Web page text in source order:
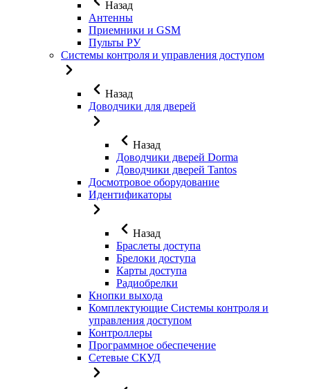
Назад
Антенны
Приемники и GSM
Пульты РУ
Системы контроля и управления доступом
Назад
Доводчики для дверей
Назад
Доводчики дверей Dorma
Доводчики дверей Tantos
Досмотровое оборудование
Идентификаторы
Назад
Браслеты доступа
Брелоки доступа
Карты доступа
Радиобрелки
Кнопки выхода
Комплектующие Системы контроля и
управления доступом
Контроллеры
Программное обеспечение
Сетевые СКУД